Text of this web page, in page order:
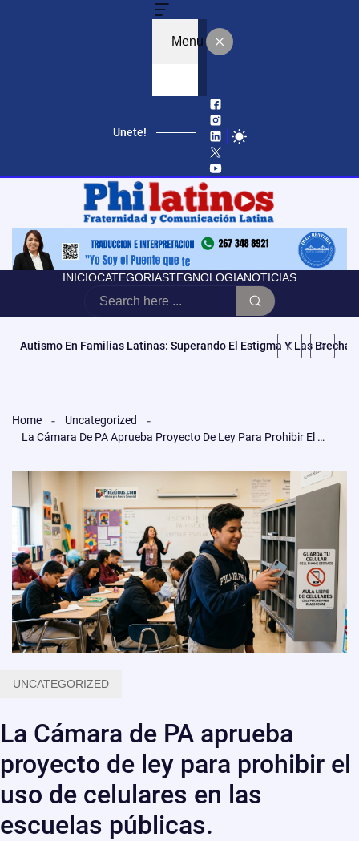
Menu
Unete!
INICIOCATEGORIASTEGNOLOGIANOTICIAS
Autismo En Familias Latinas: Superando El Estigma Y Las Brechas
Home
Uncategorized
La Cámara De PA Aprueba Proyecto De Ley Para Prohibir El Uso De Celulares En Las Escuelas Públicas.
UNCATEGORIZED
La Cámara de PA aprueba
proyecto de ley para prohibir el
uso de celulares en las
escuelas públicas.